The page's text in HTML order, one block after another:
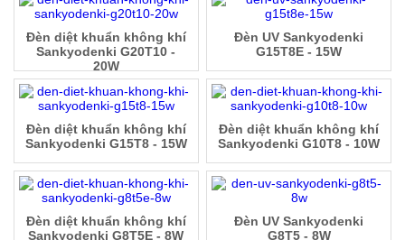
Đèn diệt khuẩn không khí
Sankyodenki G20T10 -
20W
Đèn UV Sankyodenki
G15T8E - 15W
Đèn diệt khuẩn không khí
Sankyodenki G15T8 - 15W
Đèn diệt khuẩn không khí
Sankyodenki G10T8 - 10W
Đèn diệt khuẩn không khí
Sankyodenki G8T5E - 8W
Đèn UV Sankyodenki
G8T5 - 8W